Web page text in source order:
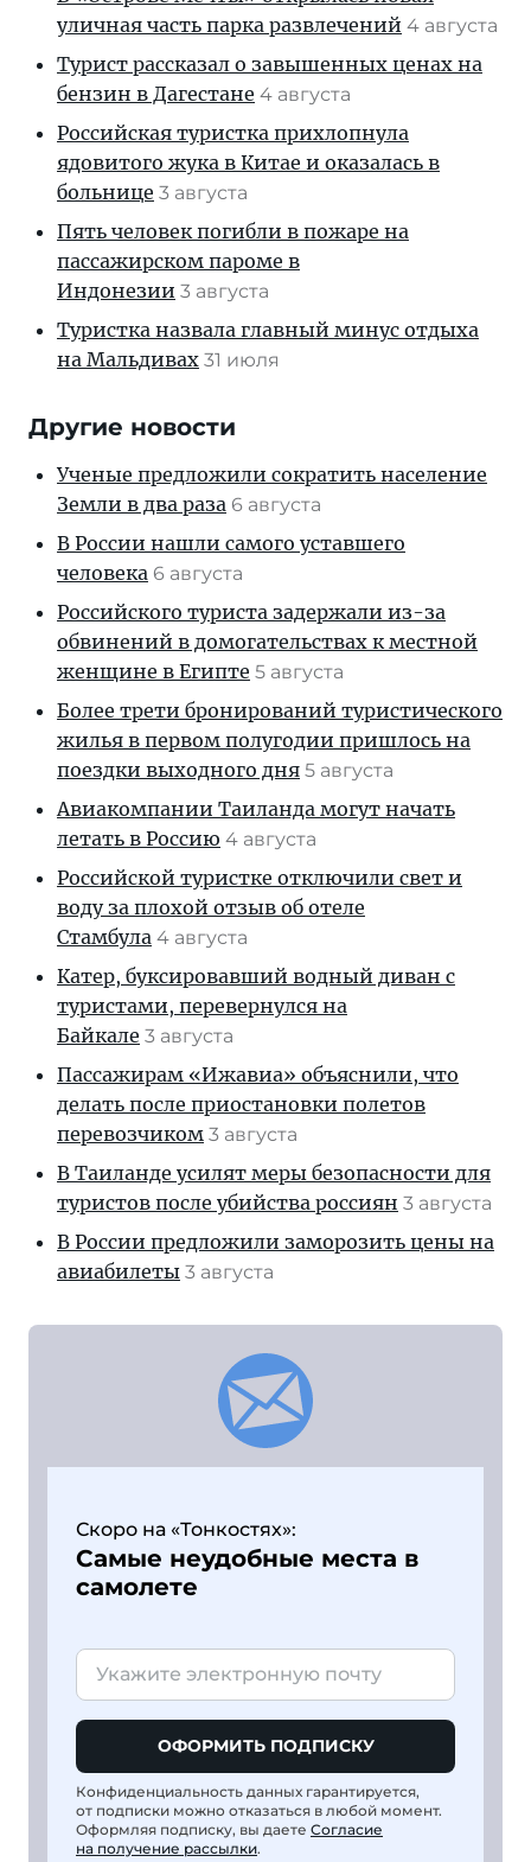
уличная часть парка развлечений 4 августа
Турист рассказал о завышенных ценах на
бензин в Дагестане 4 августа
Российская туристка прихлопнула
ядовитого жука в Китае и оказалась в
больнице 3 августа
Пять человек погибли в пожаре на
пассажирском пароме в
Индонезии 3 августа
Туристка назвала главный минус отдыха
на Мальдивах 31 июля
Другие новости
Ученые предложили сократить население
Земли в два раза 6 августа
В России нашли самого уставшего
человека 6 августа
Российского туриста задержали из-за
обвинений в домогательствах к местной
женщине в Египте 5 августа
Более трети бронирований туристического
жилья в первом полугодии пришлось на
поездки выходного дня 5 августа
Авиакомпании Таиланда могут начать
летать в Россию 4 августа
Российской туристке отключили свет и
воду за плохой отзыв об отеле
Стамбула 4 августа
Катер, буксировавший водный диван с
туристами, перевернулся на
Байкале 3 августа
Пассажирам «Ижавиа» объяснили, что
делать после приостановки полетов
перевозчиком 3 августа
В Таиланде усилят меры безопасности для
туристов после убийства россиян 3 августа
В России предложили заморозить цены на
авиабилеты 3 августа
Скоро на «Тонкостях»:
Самые неудобные места в
самолете
ОФОРМИТЬ ПОДПИСКУ
Конфиденциальность данных гарантируется,
от подписки можно отказаться в любой момент.
Оформляя подписку, вы даете Согласие
на получение рассылки.